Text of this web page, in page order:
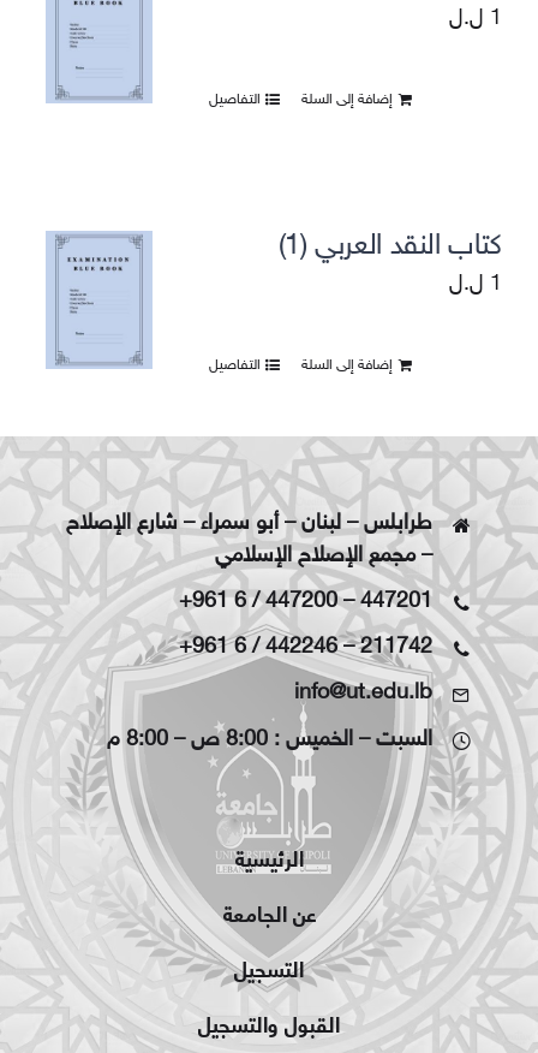
1 ل.ل
إضافة إلى السلة التفاصيل
كتاب النقد العربي (1)
1 ل.ل
إضافة إلى السلة التفاصيل
طرابلس – لبنان – أبو سمراء – شارع الإصلاح
– مجمع الإصلاح الإسلامي
+961 6 / 447200–447201
+961 6 / 442246–211742
info@ut.edu.lb
السبت – الخميس : 8:00 ص – 8:00 م
الرئيسية
عن الجامعة
التسجيل
القبول والتسجيل